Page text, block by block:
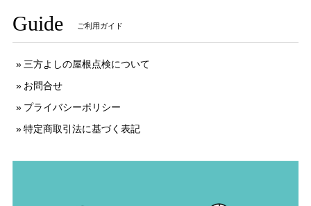
Guide ご利用ガイド
三方よしの屋根点検について
お問合せ
プライバシーポリシー
特定商取引法に基づく表記